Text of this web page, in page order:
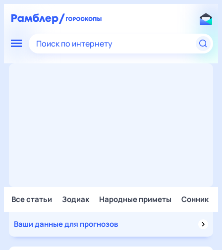
Поиск по интернету
Все статьи Зодиак Народные приметы Сонник
Ваши данные для прогнозов